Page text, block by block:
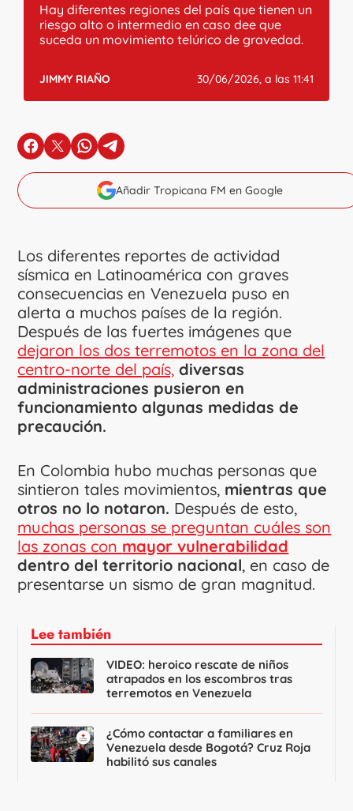
Hay diferentes regiones del país que tienen un
riesgo alto o intermedio en caso dee que
suceda un movimiento telúrico de gravedad.
JIMMY RIAÑO 30/06/2026, a las 11:41
en Facebook
en Xen Whatsapp
en Telegram
Añadir Tropicana FM en Google
Los diferentes reportes de actividad
sísmica en Latinoamérica con graves
consecuencias en Venezuela puso en
alerta a muchos países de la región.
Después de las fuertes imágenes que
dejaron los dos terremotos en la zona del
centro-norte del país, diversas
administraciones pusieron en
funcionamiento algunas medidas de
precaución.
En Colombia hubo muchas personas que
sintieron tales movimientos, mientras que
otros no lo notaron. Después de esto,
muchas personas se preguntan cuáles son
las zonas con mayor vulnerabilidad
dentro del territorio nacional, en caso de
presentarse un sismo de gran magnitud.
Lee también
VIDEO: heroico rescate de niños
atrapados en los escombros tras
terremotos en Venezuela
¿Cómo contactar a familiares en
Venezuela desde Bogotá? Cruz Roja
habilitó sus canales